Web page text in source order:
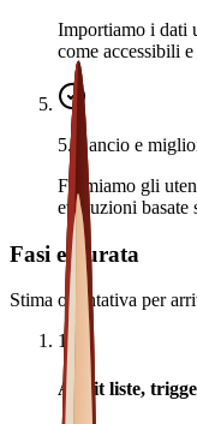
Importiamo i dati
come accessibili
5.
Lancio e
Formiamo gli
evoluzioni basate
Fasi e durata
Stima orientativa per
1
Audit liste,